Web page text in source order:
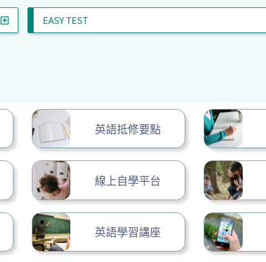
EASY TEST
英語抵修要點
線上自學平台
英語學習講座